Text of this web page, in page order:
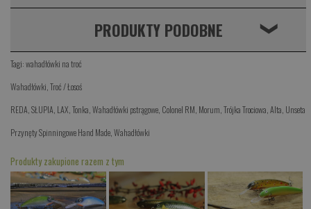
PRODUKTY PODOBNE ❮
Tagi:wahadłówki na troć
Wahadłówki ,Troć / Łosoś
REDA ,SŁUPIA LAX ,Tonka ,Wahadłówki pstrągowe Colonel RM Morum ,Trójka Trociowa ,Alta Unseta
Przynęty Spinningowe Hand Made ,Wahadłówki
Produkty zakupione razem z tym